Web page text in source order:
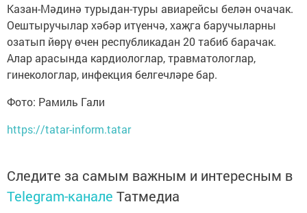
Казан-Мәдинә турыдан-туры авиарейсы белән очачак.
Оештыручылар хәбәр итүенчә, хаҗга баручыларны
озатып йөрү өчен республикадан 20 табиб барачак.
Алар арасында кардиологлар, травматологлар,
гинекологлар, инфекция белгечләре бар.
Фото: Рамиль Гали
https://tatar-inform.tatar
Следите за самым важным и интересным в
Telegram-канале Татмедиа